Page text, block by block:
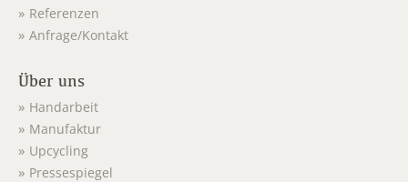
Referenzen
Anfrage/Kontakt
Über uns
Handarbeit
Manufaktur
Upcycling
Pressespiegel